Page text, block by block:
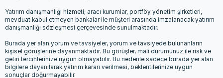
Yatırım danışmanlığı hizmeti, aracı kurumlar, portföy yönetim şirketleri,
mevduat kabul etmeyen bankalar ile müşteri arasında imzalanacak yatırım
danışmanlığı sözleşmesi çerçevesinde sunulmaktadır.
Burada yer alan yorum ve tavsiyeler, yorum ve tavsiyede bulunanların
kişisel görüşlerine dayanmaktadır. Bu görüşler, mali durumunuz ile risk ve
getiri tercihlerinize uygun olmayabilir. Bu nedenle sadece burada yer alan
bilgilere dayanılarak yatırım kararı verilmesi, beklentilerinize uygun
sonuçlar doğurmayabilir.